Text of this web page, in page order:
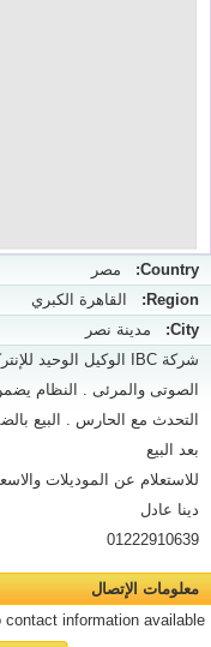
Country:
مصر
Region:
القاهرة الكبري
City:
مدينة نصر
الصوتى والمرئى . النظام
التحدث مع الحارس . البيع
بعد البيع
للاستعلام عن الموديلات
دينا عادل
01222910639
معلومات الإتصال
contact information available.